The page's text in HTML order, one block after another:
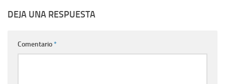
DEJA UNA RESPUESTA
Comentario*